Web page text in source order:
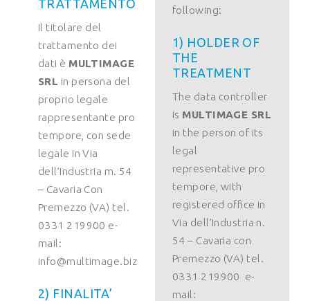
TRATTAMENTO
Il titolare del
trattamento dei
dati è MULTIMAGE
SRL in persona del
proprio legale
rappresentante pro
tempore, con sede
legale in Via
dell’Industria m. 54
– Cavaria Con
Premezzo (VA) tel.
0331 219900 e-
mail:
info@multimage.biz
2) FINALITA’
following:
1) HOLDER OF
THE
TREATMENT
The data controller
is MULTIMAGE SRL
in the person of its
legal
representative pro
tempore, with
registered office in
Via dell’Industria n.
54 – Cavaria con
Premezzo (VA) tel.
0331 219900 e-
mail: